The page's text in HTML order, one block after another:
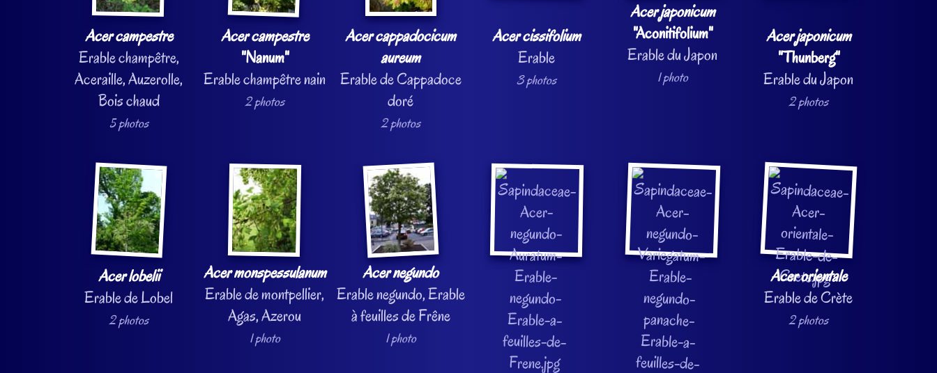
Acer campestre
Erable champêtre,
Aceraille, Auzerolle,
Bois chaud
5 photos
Acer campestre
"Nanum"
Erable champêtre nain
2 photos
Acer cappadocicum
aureum
Erable de Cappadoce
doré
2 photos
Acer cissifolium
Erable
3 photos
Acer japonicum
"Aconitifolium"
Erable du Japon
1 photo
Acer japonicum
"Thunberg"
Erable du Japon
2 photos
Acer lobelii
Erable de Lobel
2 photos
Acer monspessulanum
Erable de montpellier,
Agas, Azerou
1 photo
Acer negundo
Erable negundo, Erable
à feuilles de Frêne
1 photo
Acer orientale
Erable de Crète
2 photos